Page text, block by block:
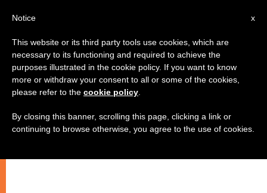
x
Notice
This website or its third party tools use cookies, which are
necessary to its functioning and required to achieve the
purposes illustrated in the cookie policy. If you want to know
more or withdraw your consent to all or some of the cookies,
please refer to the cookie policy
By closing this banner, scrolling this page, clicking a link or
continuing to browse otherwise, you agree to the use of cookies.